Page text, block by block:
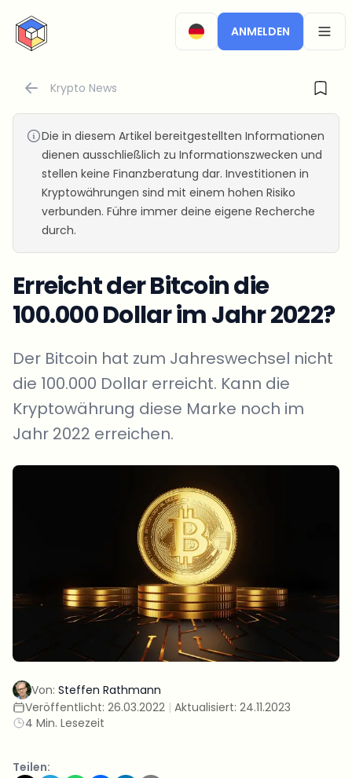
CryptoTicker
ANMELDEN
Krypto News
Die in diesem Artikel bereitgestellten Informationen
dienen ausschließlich zu Informationszwecken und
stellen keine Finanzberatung dar. Investitionen in
Kryptowährungen sind mit einem hohen Risiko
verbunden. Führe immer deine eigene Recherche
durch.
Erreicht der Bitcoin die
100.000 Dollar im Jahr 2022?
Der Bitcoin hat zum Jahreswechsel nicht
die 100.000 Dollar erreicht. Kann die
Kryptowährung diese Marke noch im
Jahr 2022 erreichen.
Von: Steffen Rathmann
Veröffentlicht: 26.03.2022 | Aktualisiert: 24.11.2023
4 Min. Lesezeit
Teilen: